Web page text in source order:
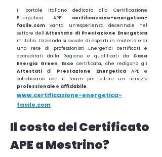
Il portale italiano dedicato alla Certificazione
Energetica APE. certificazione-energetica-
facile.com vanta un’esperienza decennale nel
settore dell’Attestato di Prestazione Energetica
in Italia. L’azienda si avvale di esperti in materia e di
una rete di professionisti Energetici certificati e
accreditati dalla Regione e qualificati da Casa
Energia Green, Escocertificata, che redigono gli
Attestatidi Prestazione EnergeticaAPE e
collaborano con il team per offrire un servizio
professionale e affidabile.
www.certificazione-energetica-
facile.com
Il costo del Certificato
APE a Mestrino?